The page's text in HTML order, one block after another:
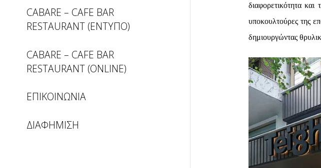
CABARE – CAFE BAR
RESTAURANT (ΕΝΤΥΠΟ)
CABARE – CAFE BAR
RESTAURANT (ONLINE)
ΕΠΙΚΟΙΝΩΝΙΑ
ΔΙΑΦΗΜΙΣΗ
διαφορετικότητα
υποκουλτούρες της
δημιουργώντας